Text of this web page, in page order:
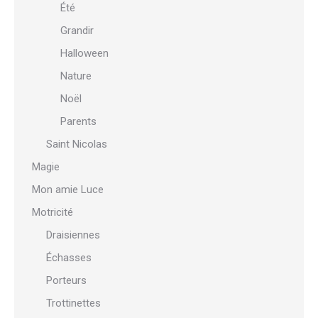
Été
Grandir
Halloween
Nature
Noël
Parents
Saint Nicolas
Magie
Mon amie Luce
Motricité
Draisiennes
Échasses
Porteurs
Trottinettes